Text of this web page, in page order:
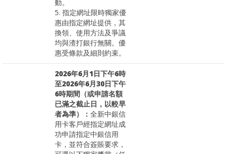
動。
5. 指定網址限時獨家優
惠由指定網址提供，其
換領、使用方法及爭議
均與渣打銀行無關。優
惠受條款及細則約束。
2026年6月1日下午6時
至2026年6月30日下午
6時期間（或申請名額
已滿之截止日，以較早
者為準）： 全新中銀信
用卡客戶經指定網址成
功申請指定中銀信用
卡，並符合簽賬要求，